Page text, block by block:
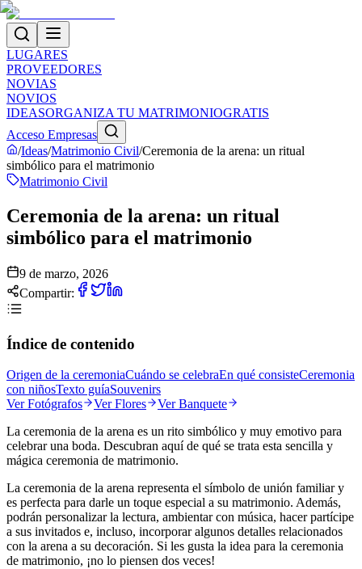
LUGARES
PROVEEDORES
NOVIAS
NOVIOS
IDEASORGANIZA TU MATRIMONIOGRATIS
Acceso Empresas
/Ideas/Matrimonio Civil/Ceremonia de la arena: un ritual
simbólico para el matrimonio
Matrimonio Civil
Ceremonia de la arena: un ritual
simbólico para el matrimonio
9 de marzo, 2026
Compartir:
Índice de contenido
Origen de la ceremoniaCuándo se celebraEn qué consisteCeremonia
con niñosTexto guíaSouvenirs
VerFotógrafos VerFlores VerBanquete
La ceremonia de la arena es un rito simbólico y muy emotivo para
celebrar una boda. Descubran aquí de qué se trata esta sencilla y
mágica ceremonia de matrimonio.
La ceremonia de la arena representa el símbolo de unión familiar y
es perfecta para darle un toque especial a su matrimonio. Además,
podrán personalizar la lectura, ambientar con música, hacer partícipe
a sus invitados e, incluso, incorporar algunos detalles relacionados
con la arena a su decoración. Si les gusta la idea para la ceremonia
de matrimonio, ¡no lo piensen dos veces!